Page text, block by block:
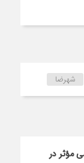
شهرضا
مؤثر در